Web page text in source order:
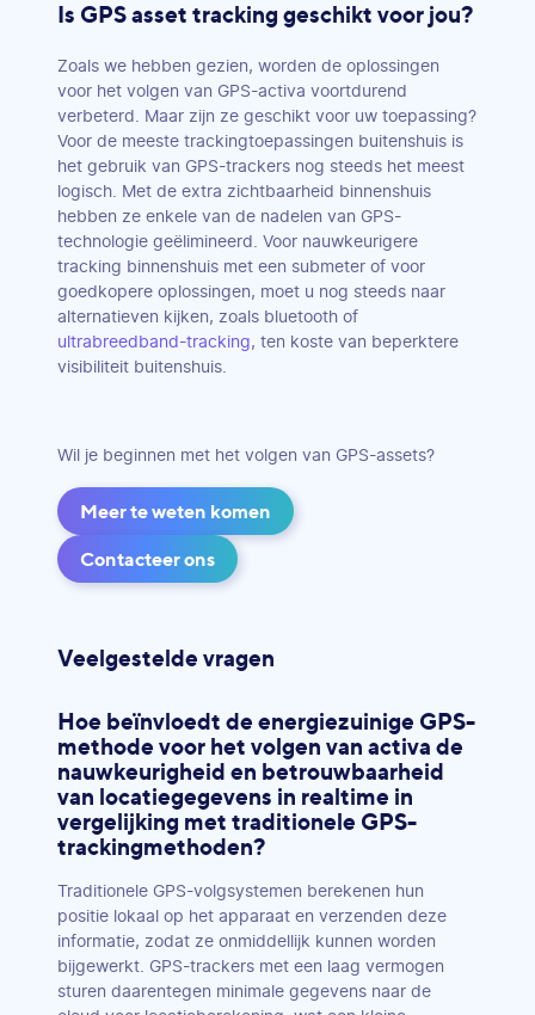
Is GPS asset tracking geschikt voor jou?
Zoals we hebben gezien, worden de oplossingen
voor het volgen van GPS-activa voortdurend
verbeterd. Maar zijn ze geschikt voor uw toepassing?
Voor de meeste trackingtoepassingen buitenshuis is
het gebruik van GPS-trackers nog steeds het meest
logisch. Met de extra zichtbaarheid binnenshuis
hebben ze enkele van de nadelen van GPS-
technologie geëlimineerd. Voor nauwkeurigere
tracking binnenshuis met een submeter of voor
goedkopere oplossingen, moet u nog steeds naar
alternatieven kijken, zoals bluetooth of
ultrabreedband-tracking, ten koste van beperktere
visibiliteit buitenshuis.
Wil je beginnen met het volgen van GPS-assets?
Meer te weten komen
Contacteer ons
Veelgestelde vragen
Hoe beïnvloedt de energiezuinige GPS-
methode voor het volgen van activa de
nauwkeurigheid en betrouwbaarheid
van locatiegegevens in realtime in
vergelijking met traditionele GPS-
trackingmethoden?
Traditionele GPS-volgsystemen berekenen hun
positie lokaal op het apparaat en verzenden deze
informatie, zodat ze onmiddellijk kunnen worden
bijgewerkt. GPS-trackers met een laag vermogen
sturen daarentegen minimale gegevens naar de